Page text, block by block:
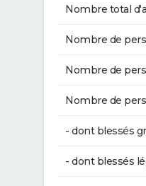
Nombre total
Nombre de
Nombre de
Nombre de
- dont blessés
- dont blessés